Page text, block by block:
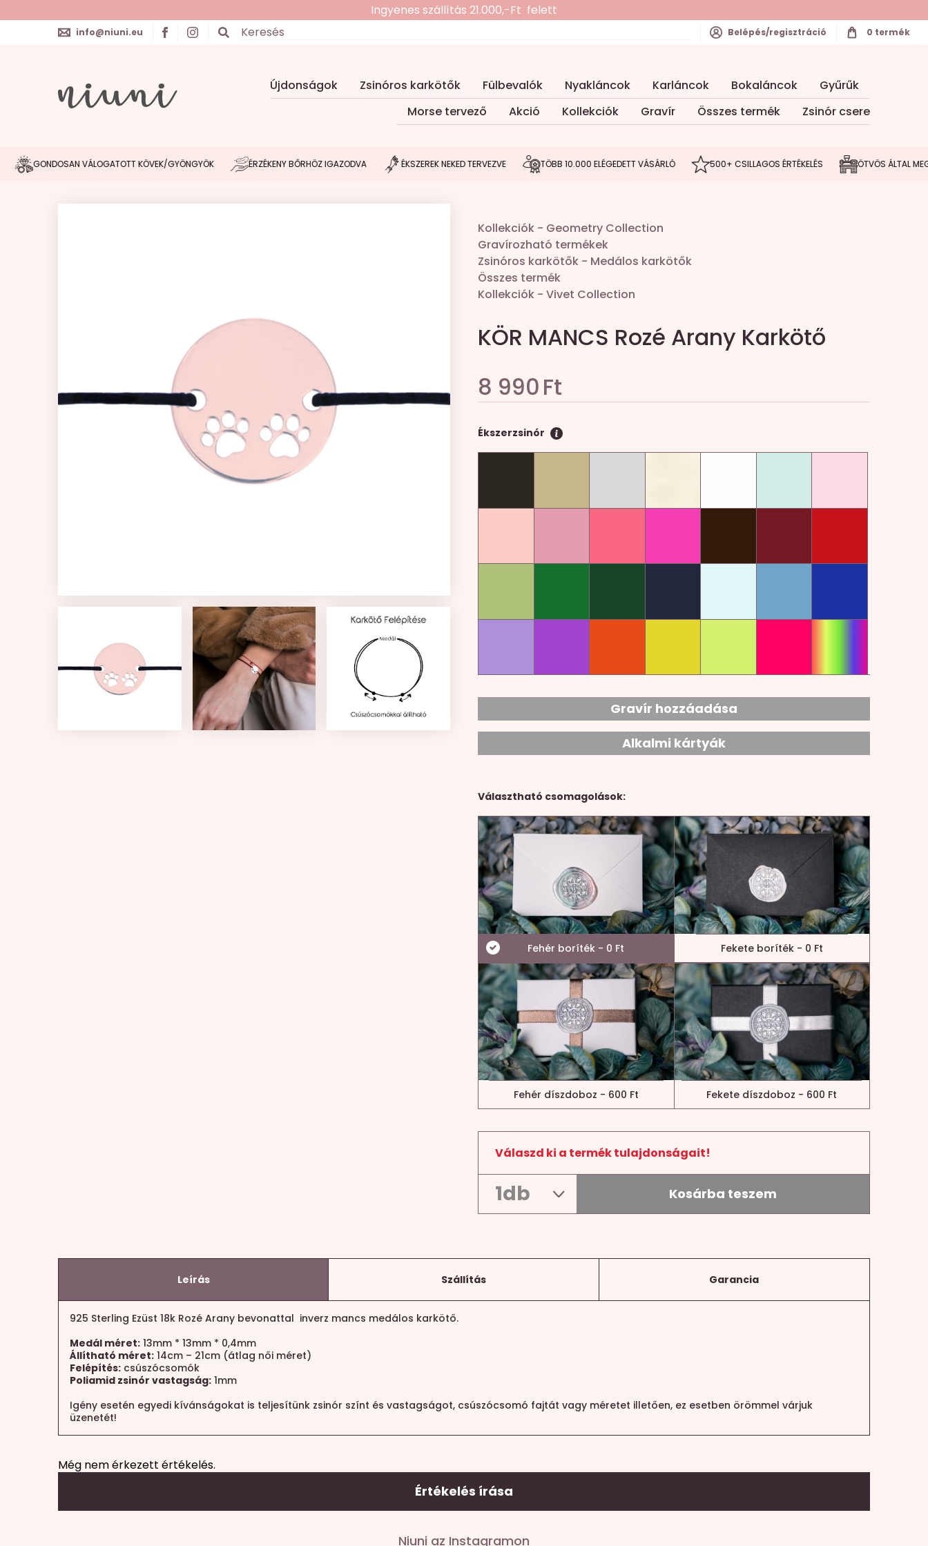
Újdonságok Zsinóros karkötők Fülbevalók Nyakláncok Karláncok Bokaláncok
Gyűrűk
Morse tervező
Akció Kollekciók Gravír Összes termék Zsinór csere
info@niuni.eu Belépés/regisztráció 0 termék
Ingyenes szállítás 21.000,-Ft felett
VÁLOGATOTT KÖVEK/GYÖNGYÖK ÉRZÉKENY BŐRHÖZ IGAZODVA ÉKSZEREK NEKED TERVEZVE TÖBB 10.000 ELÉGEDETT VÁSÁRLÓ 500+ CSILLAGOS ÉRTÉKELÉS ÖTVÖS ÁLTAL
Kollekciók - Geometry Collection
Gravírozható termékek
Zsinóros karkötők - Medálos karkötők
Összes termék
Kollekciók - Vivet Collection
KÖR MANCS Rozé Arany Karkötő
8 990Ft
Ékszerzsinór
Gravír hozzáadása
Alkalmi kártyák
Választható csomagolások:
Fehér boríték - 0 Ft Fekete boríték - 0 Ft
Fehér díszdoboz - 600 Ft Fekete díszdoboz - 600 Ft
Válaszd ki a termék tulajdonságait!
Kosárba teszem
Leírás Szállítás Garancia
925 Sterling Ezüst 18k Rozé Arany bevonattal inverz mancs medálos karkötő.
Medál méret: 13mm * 13mm * 0,4mm
Állítható méret: 14cm – 21cm (átlag női méret)
Felépítés: csúszócsomók
Poliamid zsinór vastagság: 1mm
Igény esetén egyedi kívánságokat is teljesítünk zsinór színt és vastagságot, csúszócsomó fajtát vagy méretet illetően, ez esetben örömmel várjuk
üzenetét!
Még nem érkezett értékelés.
Értékelés írása
Niuni az Instagramon